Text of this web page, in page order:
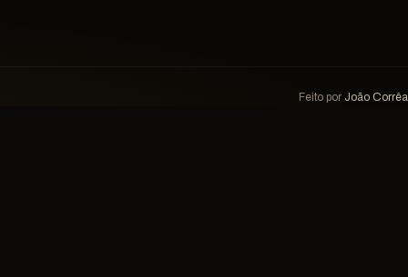
Feito por João Corrêa